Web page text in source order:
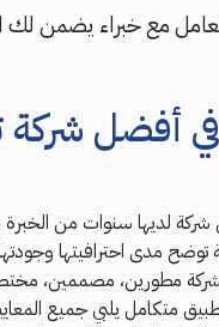
مع خبراء يضمن
في أفضل
لديها سنوات من
مدى احترافيتها وجودتها
مطورين، مصممين،
متكامل يلبي جميع